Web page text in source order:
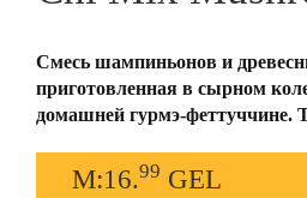
Смесь шампиньонов и
приготовленная в сырном
домашней гурмэ-феттуччине.
M:16.99 GEL